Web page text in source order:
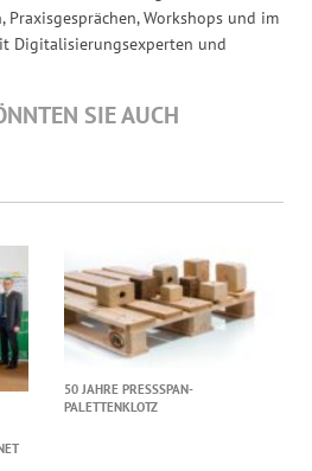
Workshops und im
Digitalisierungsexperten und
SIE AUCH
50 JAHRE PRESSSPAN-
PALETTENKLOTZ